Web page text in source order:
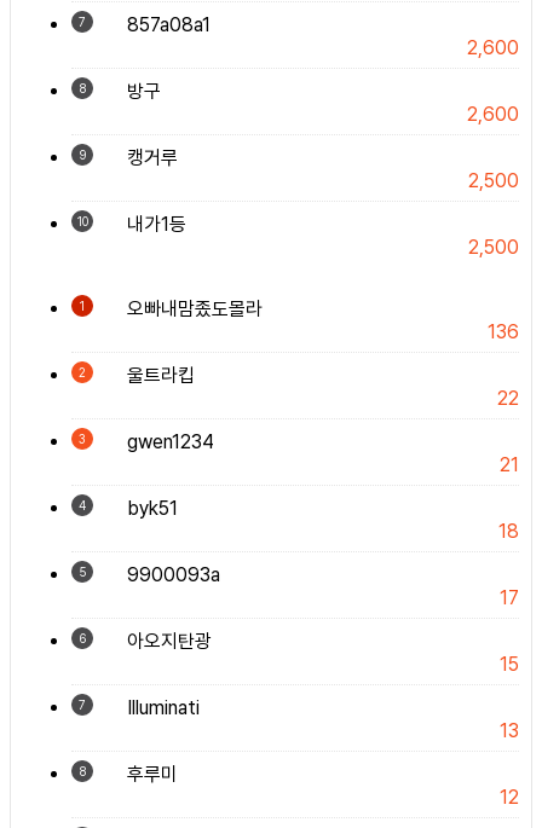
7
857a08a1
2,600
8
방구
2,600
9
캥거루
2,500
10
내가1등
2,500
1
오빠내맘좄도몰라
136
2
울트라킵
22
3
gwen1234
21
4
byk51
18
5
9900093a
17
6
아오지탄광
15
7
Illuminati
13
8
후루미
12